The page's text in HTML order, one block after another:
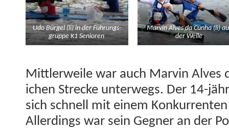
Udo Bürgel (li) in der Führungs­
gruppe K1 Senioren
Mar­vin Alves da Cun­ha (li)
der Welle
Mit­tler­weile war auch Mar­vin Alves
ichen Strecke unter­wegs. Der 14-
sich schnell mit einem
Allerd­ings war sein Geg­n­er an der